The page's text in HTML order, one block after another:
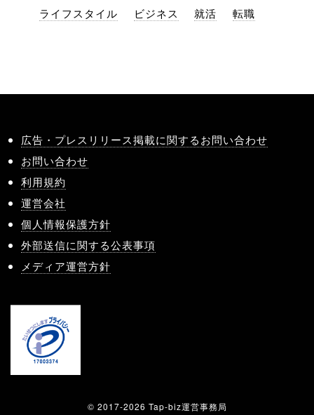
ライフスタイル ビジネス 就活 転職
広告・プレスリリース掲載に関するお問い合わせ
お問い合わせ
利用規約
運営会社
個人情報保護方針
外部送信に関する公表事項
メディア運営方針
© 2017-2026 Tap-biz運営事務局